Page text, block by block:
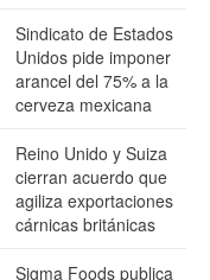
Sindicato de Estados
Unidos pide imponer
arancel del 75% a la
cerveza mexicana
Reino Unido y Suiza
cierran acuerdo que
agiliza exportaciones
cárnicas británicas
Sigma Foods publica